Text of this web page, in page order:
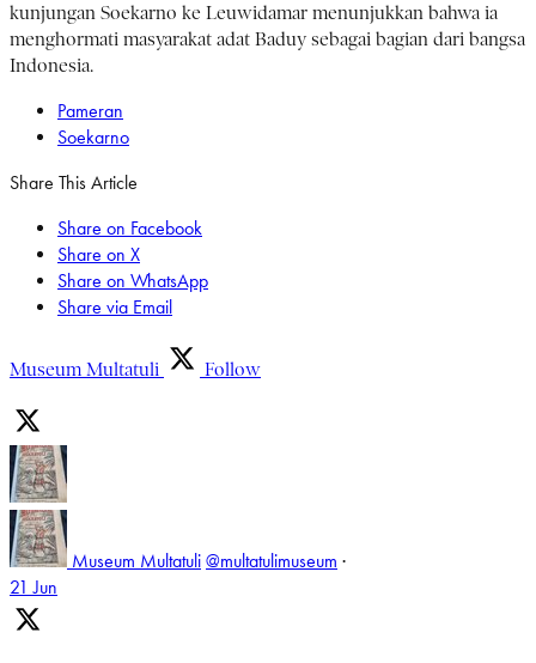
kunjungan Soekarno ke Leuwidamar menunjukkan bahwa ia
menghormati masyarakat adat Baduy sebagai bagian dari bangsa
Indonesia.
Pameran
Soekarno
Share This Article
Share on Facebook
Share on X
Share on WhatsApp
Share via Email
Museum Multatuli Follow
Museum Multatuli @multatulimuseum ·
21 Jun